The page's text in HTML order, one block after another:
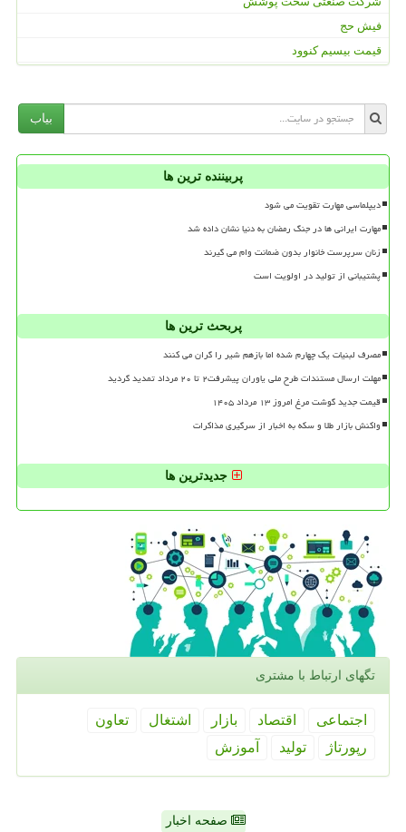
فیش حج
قیمت بیسیم کنوود
بیاب
پربیننده ترین ها
دیپلماسی مهارت تقویت می شود
مهارت ایرانی ها در جنگ رمضان به دنیا نشان داده شد
زنان سرپرست خانوار بدون ضمانت وام می گیرند
پشتیبانی از تولید در اولویت است
پربحث ترین ها
مصرف لبنیات یک چهارم شده اما بازهم شیر را گران می کنند
مهلت ارسال مستندات طرح ملی یاوران پیشرفت۲ تا ۲۰ مرداد تمدید گردید
قیمت جدید گوشت مرغ امروز ۱۳ مرداد ۱۴۰۵
واکنش بازار طلا و سکه به اخبار از سرگیری مذاکرات
جدیدترین ها
تگهای ارتباط با مشتری
اجتماعی اقتصاد بازار اشتغال
تعاون
رپورتاژ
تولید آموزش
صفحه اخبار